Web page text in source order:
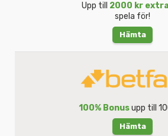
Upp till 2000 kr extra
spela för!
Hämta
100% Bonusupp till
Hämta